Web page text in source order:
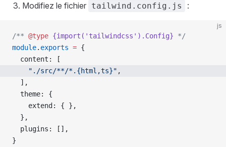
Modifiez le fichier tailwind.config.js :
js
/** @type {import('tailwindcss').Config} */
module. exports = {
  content: [
    "./src/**/*.{html,ts}"
,
  ],
  theme: {
    extend: { },
  },
  plugins: [],
}